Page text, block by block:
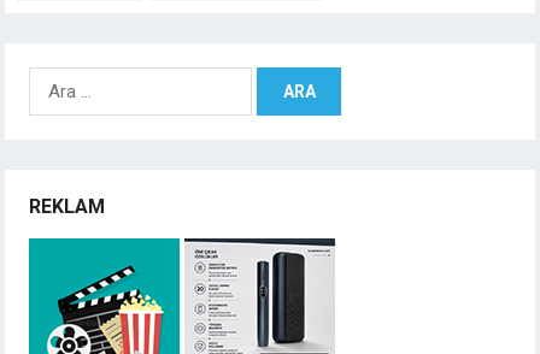
Arama:
REKLAM